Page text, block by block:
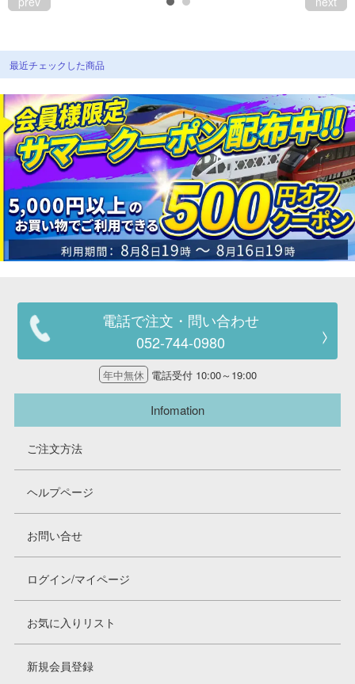
最近チェックした商品
電話で注文・問い合わせ
052-744-0980
年中無休 電話受付 10:00～19:00
Infomation
ご注文方法
ヘルプページ
お問い合せ
ログイン/マイページ
お気に入りリスト
新規会員登録